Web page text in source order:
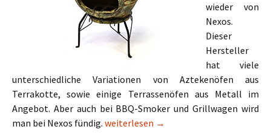
wieder von
Nexos.
Dieser
Hersteller
hat viele
unterschiedliche Variationen von Aztekenöfen aus
Terrakotte, sowie einige Terrassenöfen aus Metall im
Angebot. Aber auch bei BBQ-Smoker und Grillwagen wird
man bei Nexos fündig. Nexos Aztekenofen GZ35774
weiterlesen →